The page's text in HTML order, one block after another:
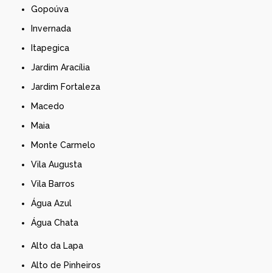
Gopoúva
Invernada
Itapegica
Jardim Aracília
Jardim Fortaleza
Macedo
Maia
Monte Carmelo
Vila Augusta
Vila Barros
Água Azul
Água Chata
Alto da Lapa
Alto de Pinheiros